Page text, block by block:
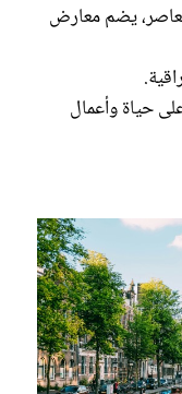
يضم معارض
حياة وأعمال